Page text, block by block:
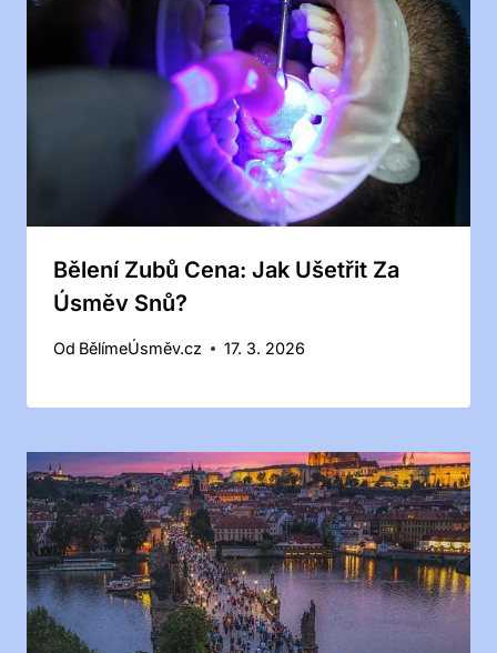
Bělení Zubů Cena: Jak Ušetřit Za
Úsměv Snů?
Od BělímeÚsměv.cz 17. 3. 2026